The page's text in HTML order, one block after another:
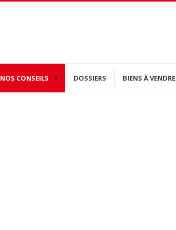
NOS CONSEILS DOSSIERS BIENS À VENDRE